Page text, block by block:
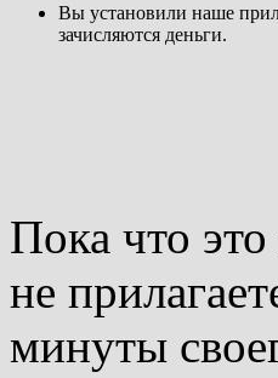
Вы установили наше
зачисляются деньги.
Пока что
не
минуты